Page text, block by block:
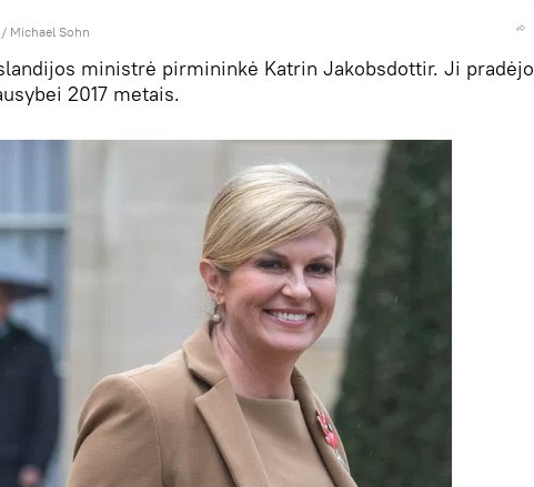
Michael Sohn
ministrė pirmininkė Katrin Jakobsdottir. Ji pradėjo
2017 metais.